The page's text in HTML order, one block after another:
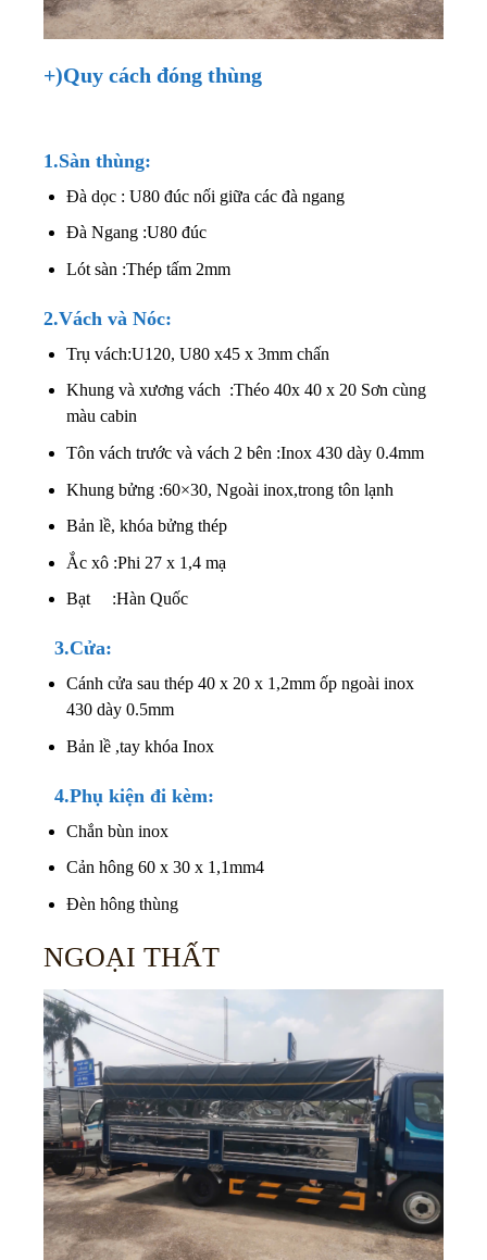
+)Quy cách đóng thùng
1.Sàn thùng:
Đà dọc : U80 đúc nối giữa các đà ngang
Đà Ngang :U80 đúc
Lót sàn :Thép tấm 2mm
2.Vách và Nóc:
Trụ vách:U120, U80 x45 x 3mm chấn
Khung và xương vách :Théo 40x 40 x 20 Sơn cùng
màu cabin
Tôn vách trước và vách 2 bên :Inox 430 dày 0.4mm
Khung bửng :60×30, Ngoài inox,trong tôn lạnh
Bản lề, khóa bửng thép
Ắc xô :Phi 27 x 1,4 mạ
Bạt :Hàn Quốc
3.Cửa:
Cánh cửa sau thép 40 x 20 x 1,2mm ốp ngoài inox
430 dày 0.5mm
Bản lề ,tay khóa Inox
4.Phụ kiện đi kèm:
Chắn bùn inox
Cản hông 60 x 30 x 1,1mm4
Đèn hông thùng
NGOẠI THẤT